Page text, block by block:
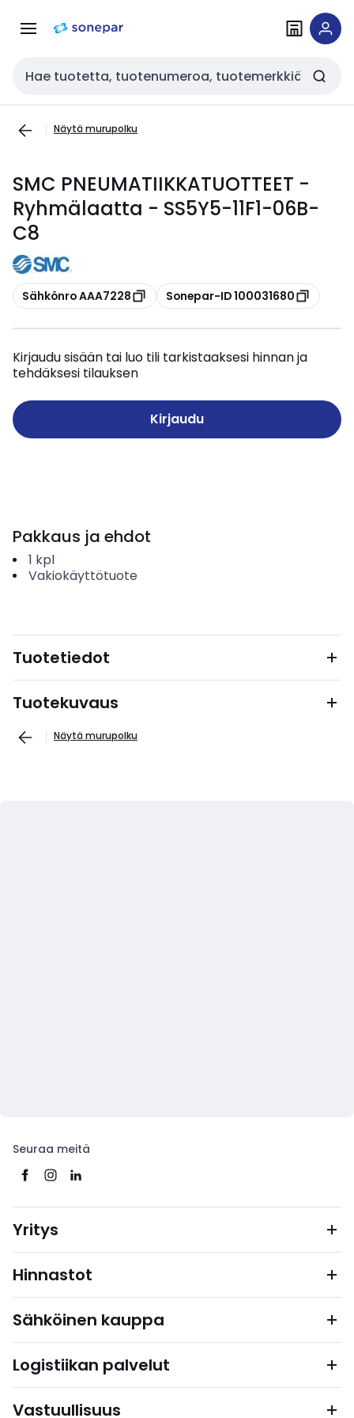
navigointiinsisältöön
Haku
Näytä murupolku
SMC PNEUMATIIKKATUOTTEET -
Ryhmälaatta - SS5Y5-11F1-06B-
C8
Kopioi
Sähkönro AAA7228 Kopioi
Sonepar-ID 100031680
Kirjaudu sisään tai luo tili tarkistaaksesi hinnan ja
tehdäksesi tilauksen
Kirjaudu
Pakkaus ja ehdot
1 kpl
Vakiokäyttötuote
Tuotetiedot
Tuotekuvaus
Näytä murupolku
Seuraa meitä
Yritys
Hinnastot
Sähköinen kauppa
Logistiikan palvelut
Vastuullisuus